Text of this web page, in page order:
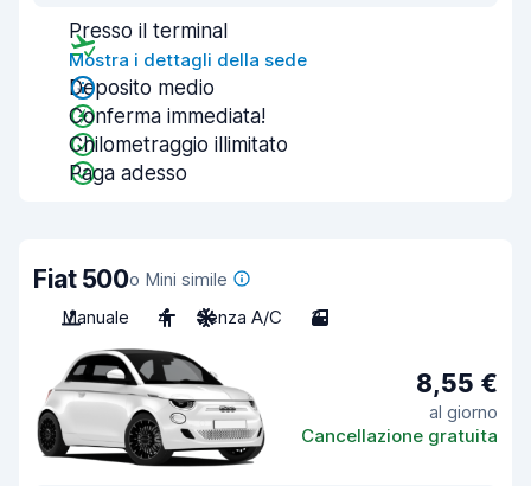
Presso il terminal
Mostra i dettagli della sede
Deposito medio
Conferma immediata!
Chilometraggio illimitato
Paga adesso
Fiat 500o Mini simile
Manuale
4 Senza A/C 3
8,55 €
al giorno
Cancellazione gratuita